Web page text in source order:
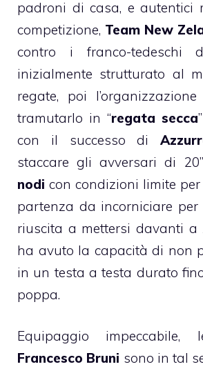
padroni di casa, e autentici
competizione, Team New
contro i franco-
inizialmente strutturato al
regate, poi
tramutarlo in “regata secca
con il successo di
staccare gli avversari di
nodi con condizioni limite
partenza da incorniciare per
riuscita a mettersi davanti a
ha avuto la capacità di non
in un testa a testa durato
poppa.
Equipaggio
Francesco Bruni sono in tal